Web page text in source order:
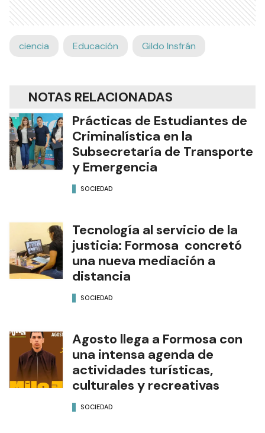
ciencia Educación Gildo Insfrán
NOTAS RELACIONADAS
Prácticas de Estudiantes de
Criminalística en la
Subsecretaría de Transporte
y Emergencia
SOCIEDAD
Tecnología al servicio de la
justicia: Formosa concretó
una nueva mediación a
distancia
SOCIEDAD
Agosto llega a Formosa con
una intensa agenda de
actividades turísticas,
culturales y recreativas
SOCIEDAD